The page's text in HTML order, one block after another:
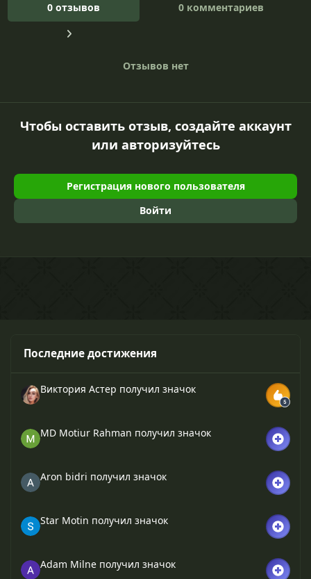
0 отзывов 0 комментариев
Отзывов нет
Чтобы оставить отзыв, создайте аккаунт
или авторизуйтесь
Регистрация нового пользователя
Войти
Последние достижения
Виктория Астер получил значок
MD Motiur Rahman получил значок
Aron bidri получил значок
Star Motin получил значок
Adam Milne получил значок